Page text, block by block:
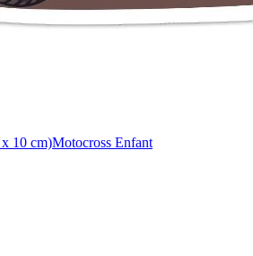
10 cm)Motocross Enfant